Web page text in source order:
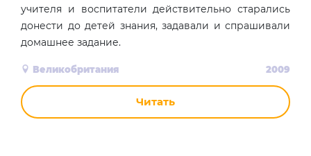
учителя и воспитатели действительно старались
донести до детей знания, задавали и спрашивали
домашнее задание.
Великобритания 2009
Читать